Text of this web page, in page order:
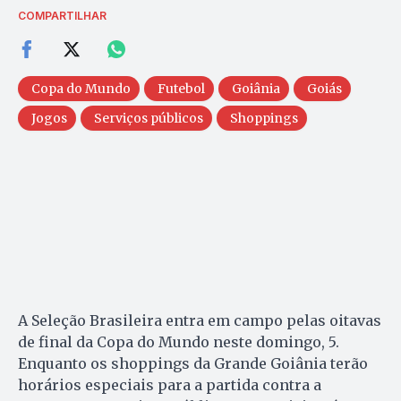
COMPARTILHAR
Copa do Mundo Futebol Goiânia
Goiás
Jogos
Serviços públicos Shoppings
A Seleção Brasileira entra em campo pelas oitavas
de final da Copa do Mundo neste domingo, 5.
Enquanto os shoppings da Grande Goiânia terão
horários especiais para a partida contra a